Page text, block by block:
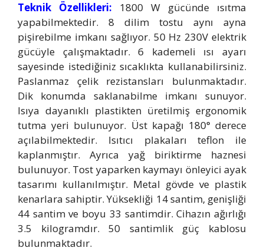
Teknik Özellikleri: 1800 W gücünde ısıtma
yapabilmektedir. 8 dilim tostu aynı ayna
pişirebilme imkanı sağlıyor. 50 Hz 230V elektrik
gücüyle çalışmaktadır. 6 kademeli ısı ayarı
sayesinde istediğiniz sıcaklıkta kullanabilirsiniz.
Paslanmaz çelik rezistansları bulunmaktadır.
Dik konumda saklanabilme imkanı sunuyor.
Isıya dayanıklı plastikten üretilmiş ergonomik
tutma yeri bulunuyor. Üst kapağı 180° derece
açılabilmektedir. Isıtıcı plakaları teflon ile
kaplanmıştır. Ayrıca yağ biriktirme haznesi
bulunuyor. Tost yaparken kaymayı önleyici ayak
tasarımı kullanılmıştır. Metal gövde ve plastik
kenarlara sahiptir. Yüksekliği 14 santim, genişliği
44 santim ve boyu 33 santimdir. Cihazın ağırlığı
3.5 kilogramdır. 50 santimlik güç kablosu
bulunmaktadır.